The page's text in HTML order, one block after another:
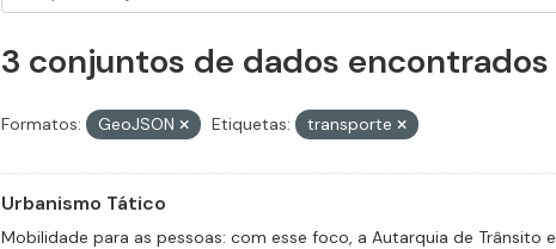
3 conjuntos de dados encontrados
Formatos: GeoJSON Etiquetas: transporte
Urbanismo Tático
Mobilidade para as pessoas: com esse foco, a Autarquia de Trânsito